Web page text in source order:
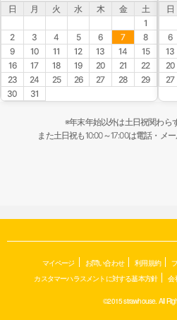
日 月 火 水 木 金
土
1
2
3 4 5 6 7
8
9
10 11 12 13 14
15
16
17 18 19 20 21
22
23
24 25 26 27 28
29
30
31
日
6
13
20
27
※年末年始以外は土日祝関わら
また土日祝も10:00～17:00は電話・メ
マイページ お問い合わせ 利用規約
カスタマーハラスメントに対する基本方針
会
©2015 strawhouse. All